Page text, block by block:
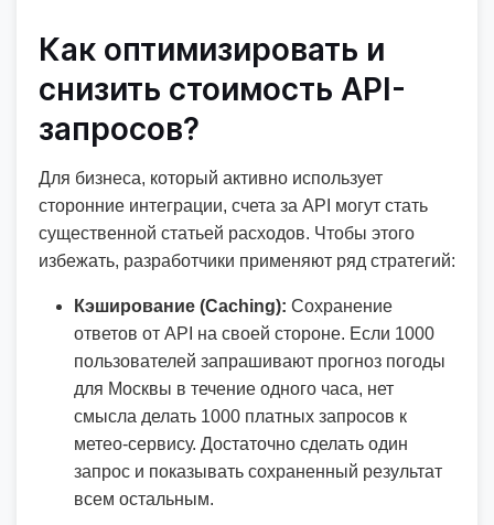
Как оптимизировать и
снизить стоимость API-
запросов?
Для бизнеса, который активно использует
сторонние интеграции, счета за API могут стать
существенной статьей расходов. Чтобы этого
избежать, разработчики применяют ряд стратегий:
Кэширование (Caching): Сохранение
ответов от API на своей стороне. Если 1000
пользователей запрашивают прогноз погоды
для Москвы в течение одного часа, нет
смысла делать 1000 платных запросов к
метео-сервису. Достаточно сделать один
запрос и показывать сохраненный результат
всем остальным.